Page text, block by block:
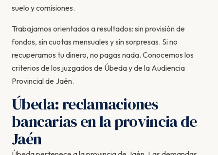
suelo y comisiones.
Trabajamos orientados a resultados: sin provisión de
fondos, sin cuotas mensuales y sin sorpresas. Si no
recuperamos tu dinero, no pagas nada. Conocemos los
criterios de los juzgados de Úbeda y de la Audiencia
Provincial de Jaén.
Úbeda: reclamaciones
bancarias en la provincia de
Jaén